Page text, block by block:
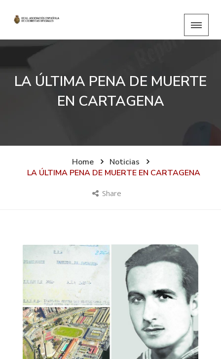
LA ÚLTIMA PENA DE MUERTE
EN CARTAGENA
Home
Noticias
LA ÚLTIMA PENA DE MUERTE EN CARTAGENA
Share